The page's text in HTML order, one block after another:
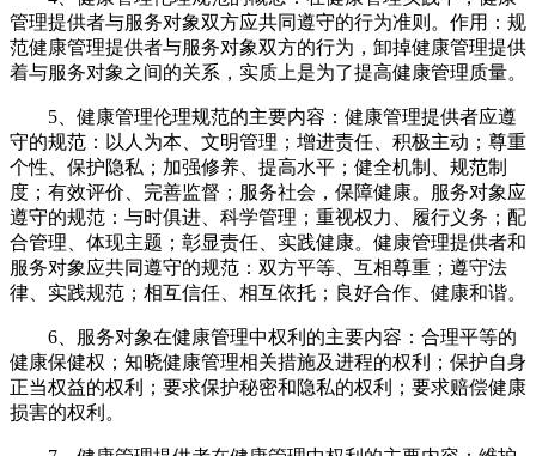
管理提供者与服务对象双方应共同遵守的行为准则。作用：规
范健康管理提供者与服务对象双方的行为，卸掉健康管理提供
着与服务对象之间的关系，实质上是为了提高健康管理质量。
5、健康管理伦理规范的主要内容：健康管理提供者应遵
守的规范：以人为本、文明管理；增进责任、积极主动；尊重
个性、保护隐私；加强修养、提高水平；健全机制、规范制
度；有效评价、完善监督；服务社会，保障健康。服务对象应
遵守的规范：与时俱进、科学管理；重视权力、履行义务；配
合管理、体现主题；彰显责任、实践健康。健康管理提供者和
服务对象应共同遵守的规范：双方平等、互相尊重；遵守法
律、实践规范；相互信任、相互依托；良好合作、健康和谐。
6、服务对象在健康管理中权利的主要内容：合理平等的
健康保健权；知晓健康管理相关措施及进程的权利；保护自身
正当权益的权利；要求保护秘密和隐私的权利；要求赔偿健康
损害的权利。